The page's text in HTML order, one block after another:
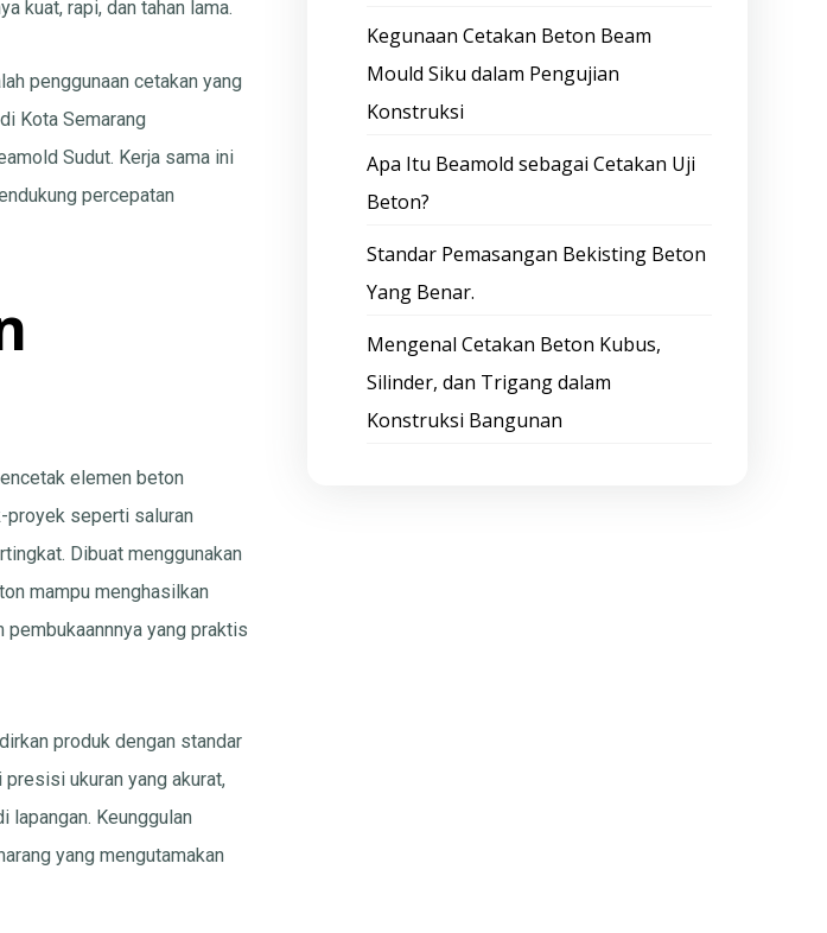
kuat, rapi, dan tahan lama.
penggunaan cetakan yang
Kota Semarang
Sudut. Kerja sama ini
percepatan
elemen beton
proyek seperti saluran
Dibuat menggunakan
mampu menghasilkan
yang praktis
produk dengan standar
ukuran yang akurat,
lapangan. Keunggulan
yang mengutamakan
Kegunaan Cetakan Beton Beam
Mould Siku dalam Pengujian
Konstruksi
Apa Itu Beamold sebagai Cetakan Uji
Beton?
Standar Pemasangan Bekisting Beton
Yang Benar.
Mengenal Cetakan Beton Kubus,
Silinder, dan Trigang dalam
Konstruksi Bangunan